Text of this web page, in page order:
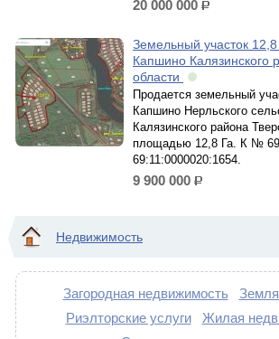
20 000 000 р.
Земельный участок 12,8
Капшино Калязинского
области
Продается земельный
Капшино Нерльского
Калязинского района
площадью 12,8 Га. К №
69:11:0000020:1654.
9 900 000 р.
Недвижимость
Загородная недвижимость
Риэлторские услуги
Жилая